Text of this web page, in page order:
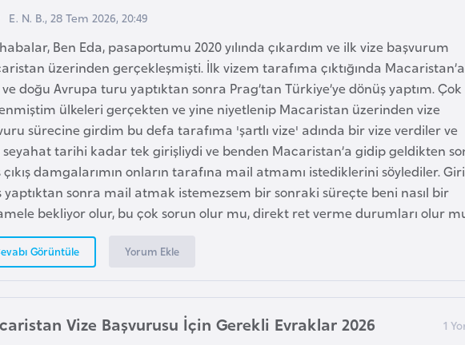
E. N. B., 28 Tem 2026, 20:49
Ben Eda, pasaportumu 2020 yılında çıkardım ve ilk vize başvurum
üzerinden gerçekleşmişti. İlk vizem tarafıma çıktığında Macaristan’a
doğu Avrupa turu yaptıktan sonra Prag’tan Türkiye’ye dönüş yaptım. Çok
ülkeleri gerçekten ve yine niyetlenip Macaristan üzerinden vize
sürecine girdim bu defa tarafıma 'şartlı vize' adında bir vize verdiler ve
seyahat tarihi kadar tek girişliydi ve benden Macaristan’a gidip geldikten
damgalarımın onların tarafına mail atmamı istediklerini söylediler.
yaptıktan sonra mail atmak istemezsem bir sonraki süreçte beni nasıl bir
bekliyor olur, bu çok sorun olur mu, direkt ret verme durumları olur
Görüntüle Yorum Ekle
Vize Başvurusu İçin Gerekli Evraklar 2026